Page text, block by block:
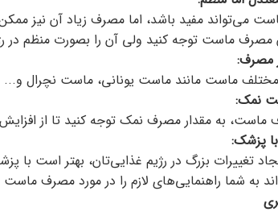
می‌تواند مفید باشد، اما مصرف زیاد آن نیز
مصرف ماست توجه کنید ولی آن را بصورت منظم در
مصرف:
مختلف ماست مانند ماست یونانی، ماست نچرال و...
نمک:
ماست، به مقدار مصرف نمک توجه کنید تا از
پزشک:
تغییرات بزرگ در رژیم غذایی‌تان، بهتر است با
به شما راهنمایی‌های لازم را در مورد مصرف